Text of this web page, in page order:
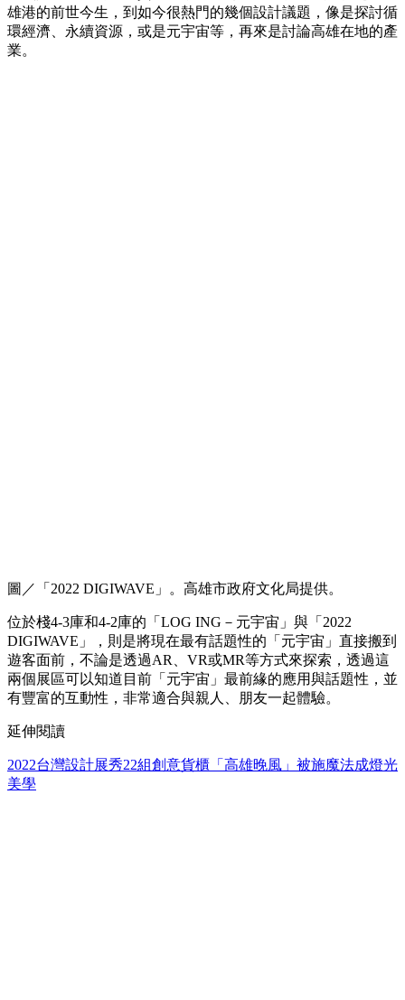
雄港的前世今生，到如今很熱門的幾個設計議題，像是探討循
環經濟、永續資源，或是元宇宙等，再來是討論高雄在地的產
業。
圖／「2022 DIGIWAVE」。高雄市政府文化局提供。
位於棧4-3庫和4-2庫的「LOG ING－元宇宙」與「2022
DIGIWAVE」，則是將現在最有話題性的「元宇宙」直接搬到
遊客面前，不論是透過AR、VR或MR等方式來探索，透過這
兩個展區可以知道目前「元宇宙」最前緣的應用與話題性，並
有豐富的互動性，非常適合與親人、朋友一起體驗。
延伸閱讀
2022台灣設計展秀22組創意貨櫃「高雄晚風」被施魔法成燈光
美學